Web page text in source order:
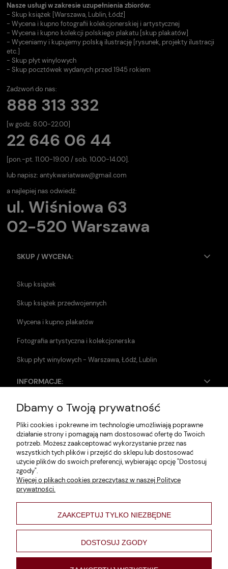
Nasze usługi w zakresie uzupełnienia zbiorów:
- Skup książek [Warszawa, Lublin, Łódź]
- Wycena i kupno fotografii kolekcjonerskiej i artystycznej
- Wycena i kupno kolekcji polskiego plakatu [skup plakatów]
- Wyceniamy i kupujemy polską ilustrację [rysunek, projekty ilustracji
etc.]
- Skup płyt winylowych
- Skup pocztówek wydanych przed 1945 rokiem
Zadzwoń do nas:
888 313 332
[w godz. 8.00-22.00]
22 646 06 44
[pon.-pt. 11.00-19.00 / sob. 10.00-14.00].
lub napisz: antykwariatwaw@gmail.com
a najlepiej nas odwiedź:
ul. Wiśniowa 63
02-520 Warszawa
SKUP / WYCENA:
Skup książek
Skup książek przedwojennych
Wycena i kupno plakatów
Fotografia artystyczna i kolekcjonerska
Skup płyt winylowych - Warszawa, Łódź, Lublin
INFORMACJE:
Zwroty i reklamacje
Dane firmy
Jak szukać?
Polityka prywatności
Regulamin
Poltyka cookies
varsaviana
Nowości
Dbamy o Twoją prywatność
Pliki cookies i pokrewne im technologie umożliwiają poprawne
działanie strony i pomagają nam dostosować ofertę do Twoich
potrzeb. Możesz zaakceptować wykorzystanie przez nas
wszystkich tych plików i przejść do sklepu lub dostosować
użycie plików do swoich preferencji, wybierając opcję "Dostosuj
zgody".
Więcej o plikach cookies przeczytasz w naszej Polityce
prywatności.
ZAAKCEPTUJ TYLKO NIEZBĘDNE
DOSTOSUJ ZGODY